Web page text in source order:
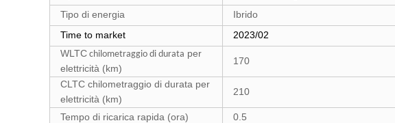
Tipo di energia
Ibrido
Time to market
2023/02
WLTC chilometraggio di durata per
elettricità (km)
170
CLTC chilometraggio di durata per
elettricità (km)
210
Tempo di ricarica rapida (ora) 0.5